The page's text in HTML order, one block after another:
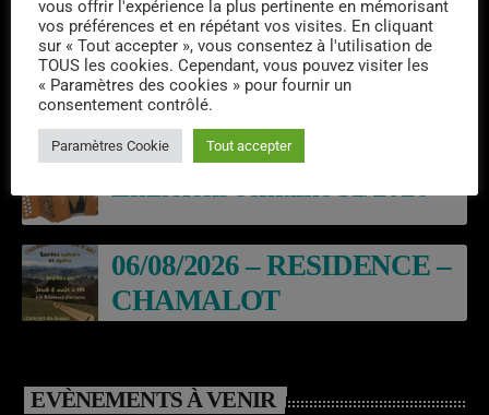
DERNIERS PODCASTS
Laroq’En Fête
Emissions semaine 31/2026
06/08/2026 – RESIDENCE –
CHAMALOT
EVÈNEMENTS À VENIR
vous offrir l'expérience la plus pertinente en mémorisant
vos préférences et en répétant vos visites. En cliquant
sur « Tout accepter », vous consentez à l'utilisation de
TOUS les cookies. Cependant, vous pouvez visiter les
« Paramètres des cookies » pour fournir un
consentement contrôlé.
Paramètres Cookie Tout accepter